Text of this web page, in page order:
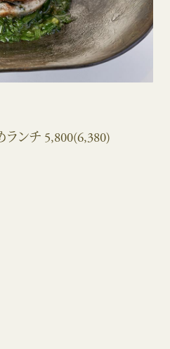
ンチ 5,800(6,380)